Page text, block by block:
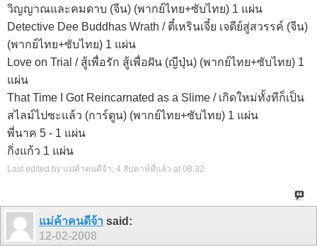
วิญญาณและคมดาบ (จีน) (พากย์ไทย+ซับไทย) 1 แผ่น
Detective Dee Buddhas Wrath / ตี๋เหรินเจี๋ย เจดีย์สู่สวรรค์ (จีน)
(พากย์ไทย+ซับไทย) 1 แผ่น
Love on Trial / สู้เพื่อรัก สู้เพื่อฝัน (ญีปุ่น) (พากย์ไทย+ซับไทย) 1
แผ่น
That Time I Got Reincarnated as a Slime / เกิดใหม่ทั้งทีก็เป็น
สไลม์ไปซะแล้ว (การ์ตูน) (พากย์ไทย+ซับไทย) 1 แผ่น
พี่นาค 5 - 1 แผ่น
กิ่งแก้ว 1 แผ่น
Last edited by แม่ค้าคนดีจ้า; 4 สัปดาห์ที่แล้ว at 08:32.
แม่ค้าคนดีจ้า said:
12-02-2008